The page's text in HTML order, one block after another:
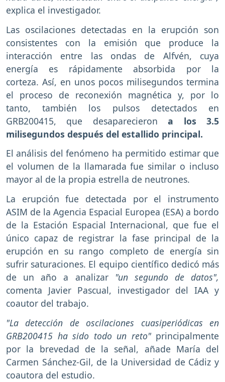
explica el investigador.
Las oscilaciones detectadas en la erupción son
consistentes con la emisión que produce la
interacción entre las ondas de Alfvén, cuya
energía es rápidamente absorbida por la
corteza. Así, en unos pocos milisegundos termina
el proceso de reconexión magnética y, por lo
tanto, también los pulsos detectados en
GRB200415, que desaparecierona los 3.5
milisegundos después del estallido principal.
El análisis del fenómeno ha permitido estimar que
el volumen de la llamarada fue similar o incluso
mayor al de la propia estrella de neutrones.
La erupción fue detectada por el instrumento
ASIM de la Agencia Espacial Europea (ESA) a bordo
de la Estación Espacial Internacional, que fue el
único capaz de registrar la fase principal de la
erupción en su rango completo de energía sin
sufrir saturaciones. El equipo científico dedicó más
de un año a analizar "un segundo de datos",
comenta Javier Pascual, investigador del IAA y
coautor del trabajo.
"La detección de oscilaciones cuasiperiódicas en
GRB200415 ha sido todo un reto"principalmente
por la brevedad de la señal, añade María del
Carmen Sánchez-Gil, de la Universidad de Cádiz y
coautora del estudio.